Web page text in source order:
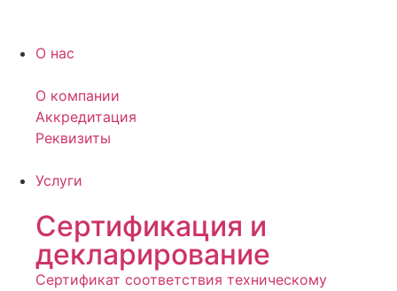
О нас
О компании
Аккредитация
Реквизиты
Услуги
Сертификация и
декларирование
Сертификат соответствия техническому